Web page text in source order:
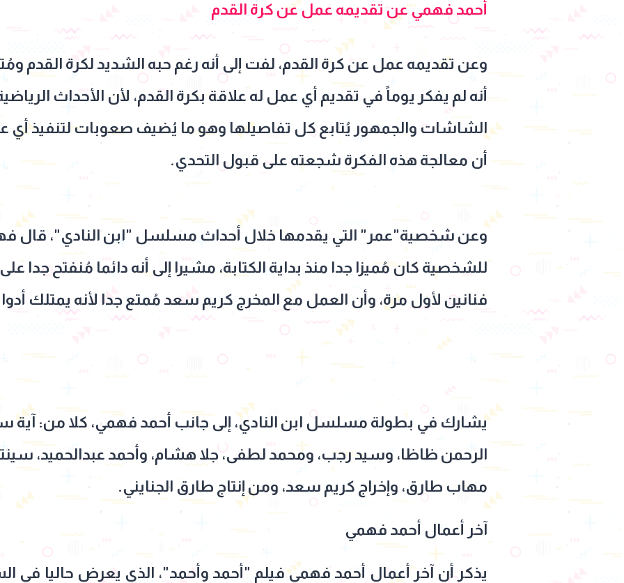
أحمد فهمي عن تقديمه عمل عن كرة القدم
وعن تقديمه عمل عن كرة القدم، لفت إلى أنه رغم حبه الشديد لكرة القدم
أنه لم يفكر يوماً في تقديم أي عمل له علاقة بكرة القدم، لأن الأحداث
الشاشات والجمهور يُتابع كل تفاصيلها وهو ما يُضيف صعوبات لتنفيذ أي
أن معالجة هذه الفكرة شجعته على قبول التحدي.
وعن شخصية"عمر" التي يقدمها خلال أحداث مسلسل "ابن النادي"، قال
للشخصية كان مُميزا جدا منذ بداية الكتابة، مشيرا إلى أنه دائما مُنفتح جدا
فنانين لأول مرة، وأن العمل مع المخرج كريم سعد مُمتع جدا لأنه يمتلك
يشارك في بطولة مسلسل ابن النادي، إلى جانب أحمد فهمي، كلا من: آية
الرحمن ظاظا، وسيد رجب، ومحمد لطفى، جلا هشام، وأحمد عبدالحميد،
مهاب طارق، وإخراج كريم سعد، ومن إنتاج طارق الجنايني.
آخر أعمال أحمد فهمي
يذكر أن آخر أعمال أحمد فهمي فيلم "أحمد وأحمد"، الذي يعرض حاليا في